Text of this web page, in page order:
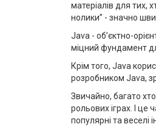
матеріалів для тих,
нолики” - значно
Java - об’єктно-
міцний фундамент
Крім того, Java
розробником Java,
Звичайно, багато
рольових іграх. І
популярні та веселі